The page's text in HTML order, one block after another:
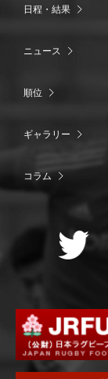
日程・結果
ニュース
順位
ギャラリー
コラム